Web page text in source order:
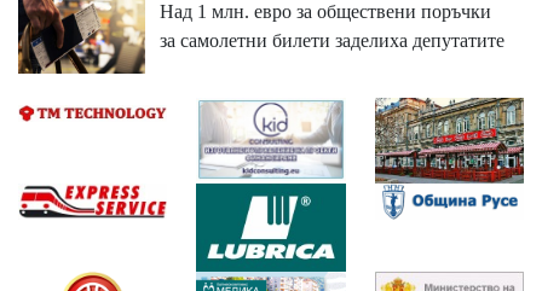
Над 1 млн. евро за обществени поръчки
за самолетни билети заделиха депутатите